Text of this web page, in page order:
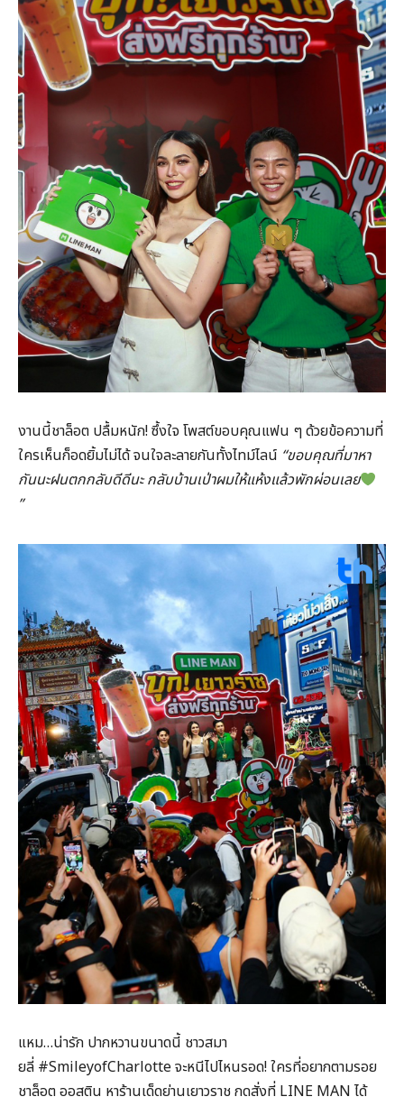
งานนี้ชาล็อต ปลื้มหนัก! ซึ้งใจ โพสต์ขอบคุณแฟน ๆ ด้วยข้อความที่
ใครเห็นก็อดยิ้มไม่ได้ จนใจละลายกันทั้งไทม์ไลน์ “ขอบคุณที่มาหา
กันนะฝนตกกลับดีดีนะ กลับบ้านเป่าผมให้แห้งแล้วพักผ่อนเลย
”
แหม…น่ารัก ปากหวานขนาดนี้ ชาวสมา
ยลี่ #SmileyofCharlotte จะหนีไปไหนรอด! ใครที่อยากตามรอย
ชาล็อต ออสติน หาร้านเด็ดย่านเยาวราช กดสั่งที่ LINE MAN ได้